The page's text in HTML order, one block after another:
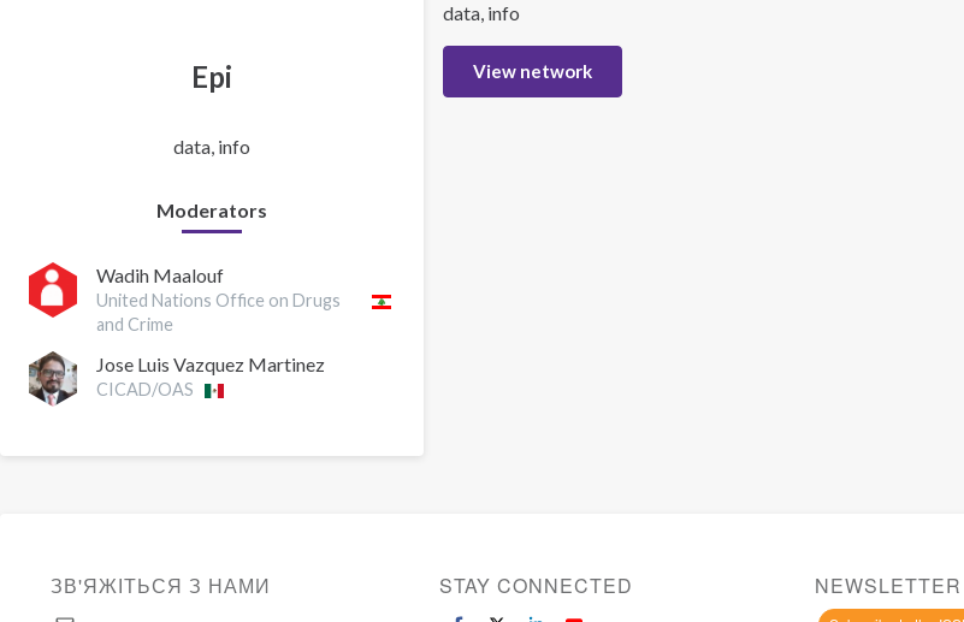
Epi
data, info
Moderators
Wadih Maalouf
United Nations Office on Drugs
and Crime
Jose Luis Vazquez Martinez
CICAD/OAS
data, info
View network
ЗВ'ЯЖІТЬСЯ З НАМИ STAY CONNECTED NEWSLETTER